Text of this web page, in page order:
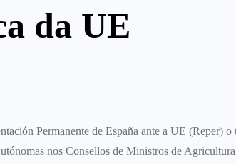
da UE
Permanente de España ante a UE (Reper) o
nos Consellos de Ministros de